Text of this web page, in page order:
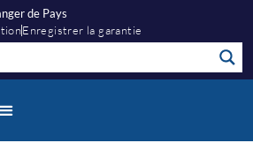
de Pays
Enregistrer la garantie